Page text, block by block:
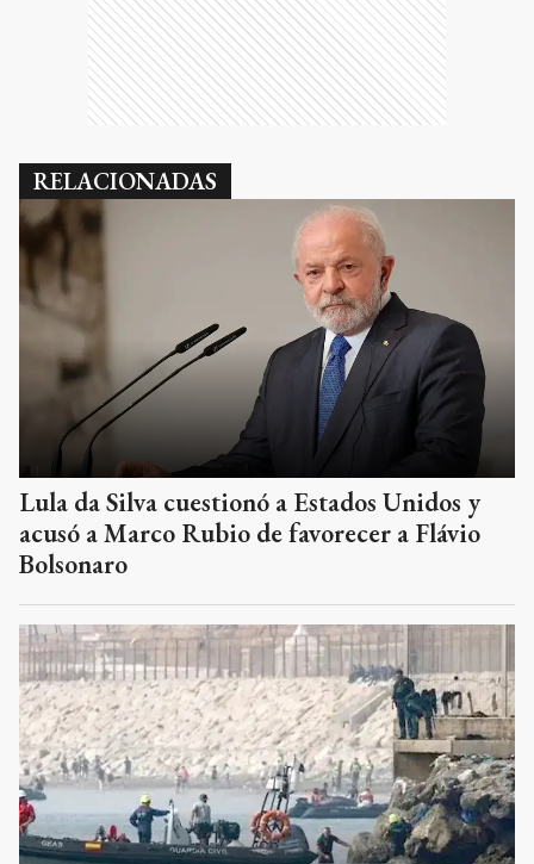
RELACIONADAS
Lula da Silva cuestionó a Estados Unidos y
acusó a Marco Rubio de favorecer a Flávio
Bolsonaro